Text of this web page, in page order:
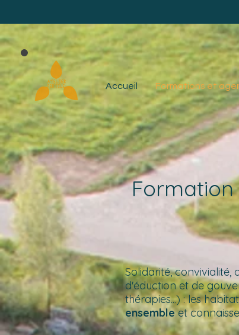
Accueil Formations et
Solidarité,
d'éduction et de
thérapies...) : les
ensembleet